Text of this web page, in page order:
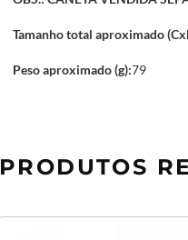
Tamanho total aproximado
Peso aproximado (g):79
PRODUTOS